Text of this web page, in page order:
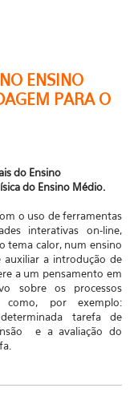
ENSINO
PARA O
do Ensino
do Ensino Médio.
o uso de ferramentas
interativas on-line,
tema calor, num ensino
auxiliar a introdução de
a um pensamento em
sobre os processos
como, por exemplo:
tarefa de
e a avaliação do